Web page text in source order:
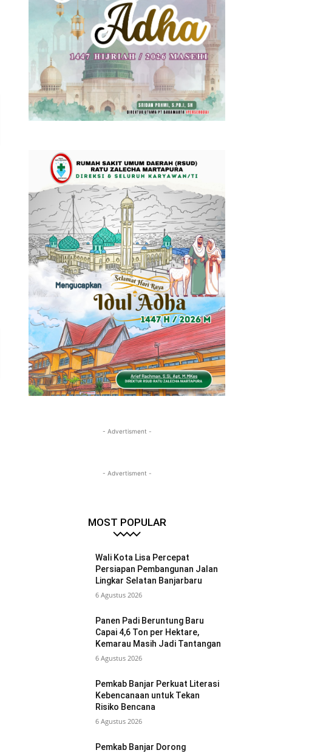
- Advertisment -
- Advertisment -
MOST POPULAR
Wali Kota Lisa Percepat
Persiapan Pembangunan Jalan
Lingkar Selatan Banjarbaru
6 Agustus 2026
Panen Padi Beruntung Baru
Capai 4,6 Ton per Hektare,
Kemarau Masih Jadi Tantangan
6 Agustus 2026
Pemkab Banjar Perkuat Literasi
Kebencanaan untuk Tekan
Risiko Bencana
6 Agustus 2026
Pemkab Banjar Dorong